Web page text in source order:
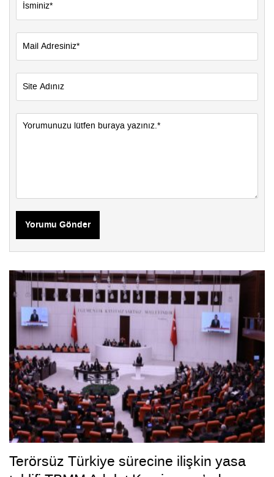
Yorumu Gönder
Terörsüz Türkiye sürecine ilişkin yasa